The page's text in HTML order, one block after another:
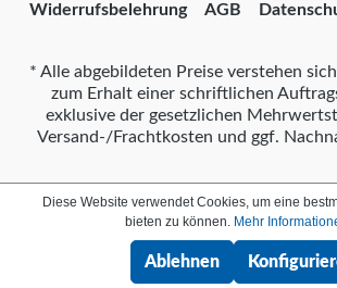
Widerrufsbelehrung AGB
* Alle abgebildeten Preise verstehen
zum Erhalt einer schriftlichen
exklusive der gesetzlichen
Versand-/Frachtkosten und ggf.
Diese Website verwendet Cookies, um eine
bieten zu können. Mehr
Ablehnen